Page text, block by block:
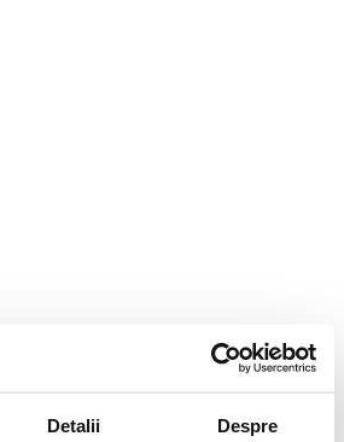
Detalii Despre